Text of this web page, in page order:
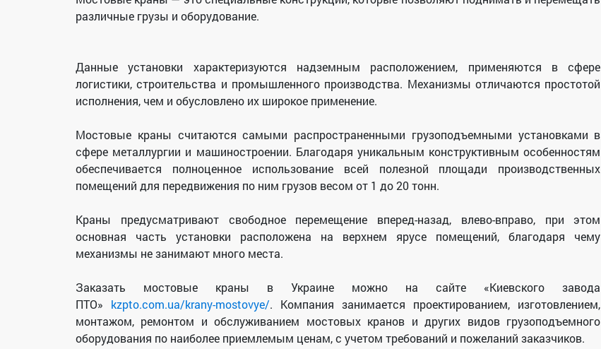
различные грузы и оборудование.
Данные установки характеризуются надземным расположением, применяются в сфере
логистики, строительства и промышленного производства. Механизмы отличаются простотой
исполнения, чем и обусловлено их широкое применение.
Мостовые краны считаются самыми распространенными грузоподъемными установками в
сфере металлургии и машиностроении. Благодаря уникальным конструктивным особенностям
обеспечивается полноценное использование всей полезной площади производственных
помещений для передвижения по ним грузов весом от 1 до 20 тонн.
Краны предусматривают свободное перемещение вперед-назад, влево-вправо, при этом
основная часть установки расположена на верхнем ярусе помещений, благодаря чему
механизмы не занимают много места.
Заказать мостовые краны в Украине можно на сайте «Киевского завода
ПТО» kzpto.com.ua/krany-mostovye/. Компания занимается проектированием, изготовлением,
монтажом, ремонтом и обслуживанием мостовых кранов и других видов грузоподъемного
оборудования по наиболее приемлемым ценам, с учетом требований и пожеланий заказчиков.